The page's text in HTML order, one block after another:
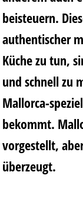
beisteuern.
authentischer
Küche zu tun,
und schnell zu
Mallorca-
bekommt.
vorgestellt,
überzeugt.